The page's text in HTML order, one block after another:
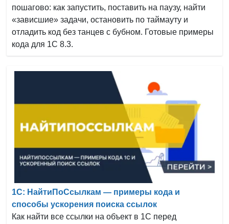
пошагово: как запустить, поставить на паузу, найти
«зависшие» задачи, остановить по таймауту и
отладить код без танцев с бубном. Готовые примеры
кода для 1С 8.3.
1С: НайтиПоСсылкам — примеры кода и
способы ускорения поиска ссылок
Как найти все ссылки на объект в 1С перед